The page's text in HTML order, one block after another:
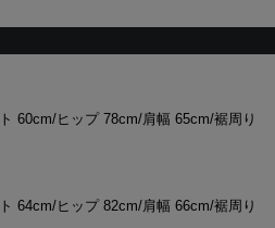
60cm/ヒップ 78cm/肩幅 65cm/裾周り
64cm/ヒップ 82cm/肩幅 66cm/裾周り